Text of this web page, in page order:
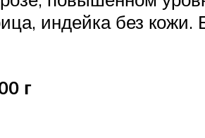
индейка без
г